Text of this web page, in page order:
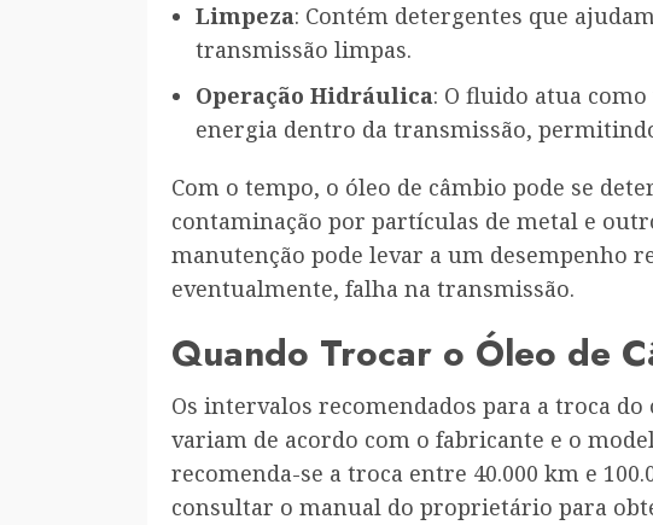
Limpeza: Contém detergentes que
transmissão limpas.
Operação Hidráulica: O fluido atua
energia dentro da transmissão,
Com o tempo, o óleo de câmbio pode se
contaminação por partículas de metal e
manutenção pode levar a um desempenho
eventualmente, falha na transmissão.
Quando Trocar o Óleo de
Os intervalos recomendados para a troca
variam de acordo com o fabricante e o
recomenda-se a troca entre 40.000 km e
consultar o manual do proprietário para